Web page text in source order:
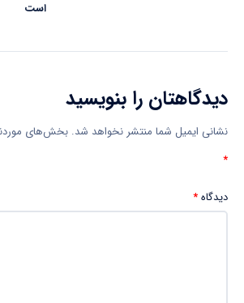
است
دیدگاهتان را بنویسید
نشانی ایمیل شما منتشر نخواهد شد. بخش‌های
*
دیدگاه*